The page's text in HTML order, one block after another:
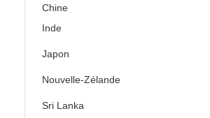
Chine
Inde
Japon
Nouvelle-Zélande
Sri Lanka